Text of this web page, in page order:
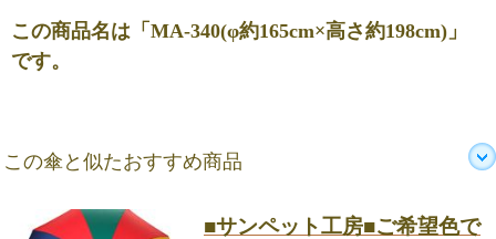
この商品名は「MA-340(φ約165cm×高さ約198cm)」
です。
この傘と似たおすすめ商品
■サンペット工房■ご希望色で